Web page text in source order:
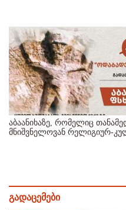
აბაანიხაზე, რომელიც
მნიშვნელოვან რელიგიურ-
გადაცემები